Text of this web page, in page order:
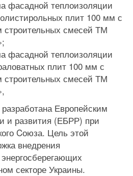
фасадной теплоизоляции
плит 100 мм с
строительных смесей ТМ
фасадной теплоизоляции
плит 100 мм с
строительных смесей ТМ
Европейским
и развития (ЕБРР) при
Cоюза. Цель этой
внедрения
секторе Украины.